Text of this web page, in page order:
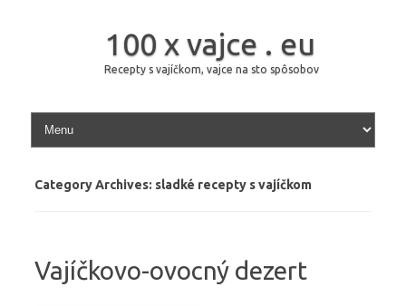
100 x vajce . eu
Recepty s vajíčkom, vajce na sto spôsobov
Skip to content
Category Archives: sladké recepty s vajíčkom
Vajíčkovo-ovocný dezert